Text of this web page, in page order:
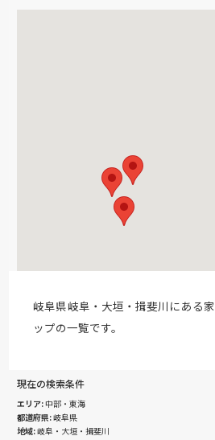
岐阜県岐阜・大垣・揖斐川にある
ップの一覧です。
現在の検索条件
エリア 中部・東海
都道府県 岐阜県
地域 岐阜・大垣・揖斐川